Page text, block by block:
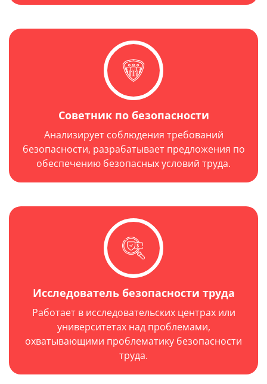
Год выпуска: 2010 г.
Советник по безопасности
Анализирует соблюдения требований
безопасности, разрабатывает предложения по
обеспечению безопасных условий труда.
Исследователь безопасности труда
Работает в исследовательских центрах или
университетах над проблемами,
охватывающими проблематику безопасности
труда.